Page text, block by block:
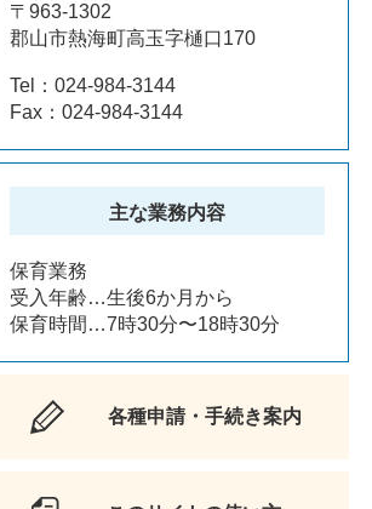
〒963-1302
郡山市熱海町高玉字樋口170
Tel：024-984-3144
Fax：024-984-3144
主な業務内容
保育業務
受入年齢…生後6か月から
保育時間…7時30分〜18時30分
各種申請・手続き案内